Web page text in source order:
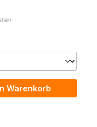
den
Warenkorb